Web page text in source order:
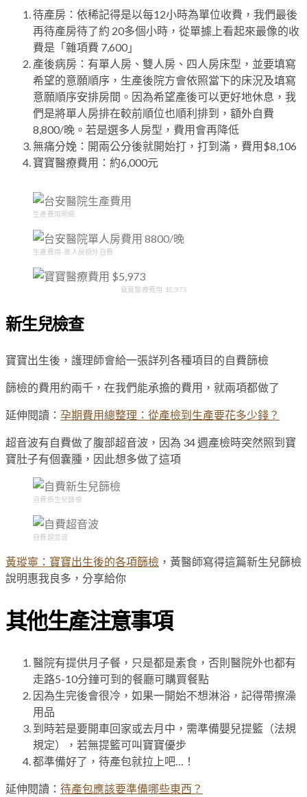
待產房：依稀記得是以每12小時為單位收費，我們最後
再待產房待了約 20多個小時，從單據上看起來最像的收
費是「雜項費 7,600」
產後病房：有單人房、雙人房、四人房床型，並要填寫
希望的意願順序，生產後院方會依照當下的床況及填寫
意願順序安排房間。因為希望產後可以更好地休息，我
們是將單人房排在較前順位也順利排到，額外自費
8,800/晚。若是選多人房型，費用會再降低
無痛分娩：開兩公分後就開始打，打到滿，費用$8,106
寶寶醫療費用：約6,000元
生產費用明細
生產費用-單人房額外自費
寶寶醫療費用 $5,973
新生兒檢查
寶寶出生後，護理師會給一張詳列各種項目的自費篩檢
篩檢的費用約兩千，在我們能承擔的費用，就兩項都做了
延伸閱讀： 孕期費用總整理：從產檢到生產要花多少錢？
超音波有自費做了腹部超音波，因為 34 週產檢時突然照到寶
寶肚子有個囊腫，因此想多做了這項
自費新生兒篩檢
自費超音波
黃瑽寧：寶寶出生後的各項篩檢 ，黃醫師寫得這篇新生兒篩檢
說明惠我良多，分享給你
其他生產注意事項
醫院有提供月子餐，只是都是素食，否則醫院外也都有
走路5-10分鐘可到的餐廳可購買餐點
因為生完後會很冷，如果一開始不想淋浴，記得帶擦澡
用品
到時若是要開車回家或去月中，需準備嬰兒提籃（法規
規定），若無提籃可叫寶寶優步
都準備好了，待產包就拉上吧…！
延伸閱讀： 待產包應該要準備哪些東西？